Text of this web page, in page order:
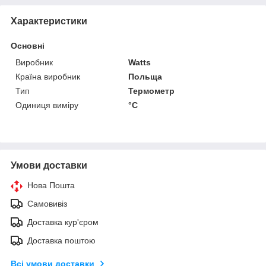
Характеристики
Основні
Виробник
Watts
Країна виробник
Польща
Тип
Термометр
Одиниця виміру
°С
Умови доставки
Нова Пошта
Самовивіз
Доставка кур'єром
Доставка поштою
Всі умови доставки